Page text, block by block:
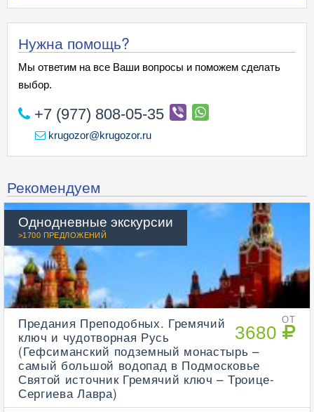
Нужна помощь?
Мы ответим на все Ваши вопросы и поможем сделать
выбор.
+7 (977) 808-05-35
krugozor@krugozor.ru
Рекомендуем
Однодневные экскурсии
>1700 ПРЕДЛОЖЕНИЙ
ОТ
3680
Предания Преподобных. Гремячий
ключ и чудотворная Русь
(Гефсиманский подземный монастырь –
самый большой водопад в Подмосковье
Святой источник Гремячий ключ – Троице-
Сергиева Лавра)